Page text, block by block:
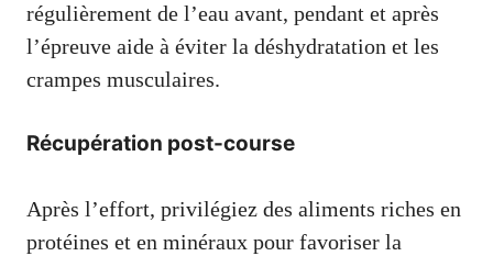
régulièrement de l’eau avant, pendant et après
l’épreuve aide à éviter la déshydratation et les
crampes musculaires.
Récupération post-course
Après l’effort, privilégiez des aliments riches en
protéines et en minéraux pour favoriser la